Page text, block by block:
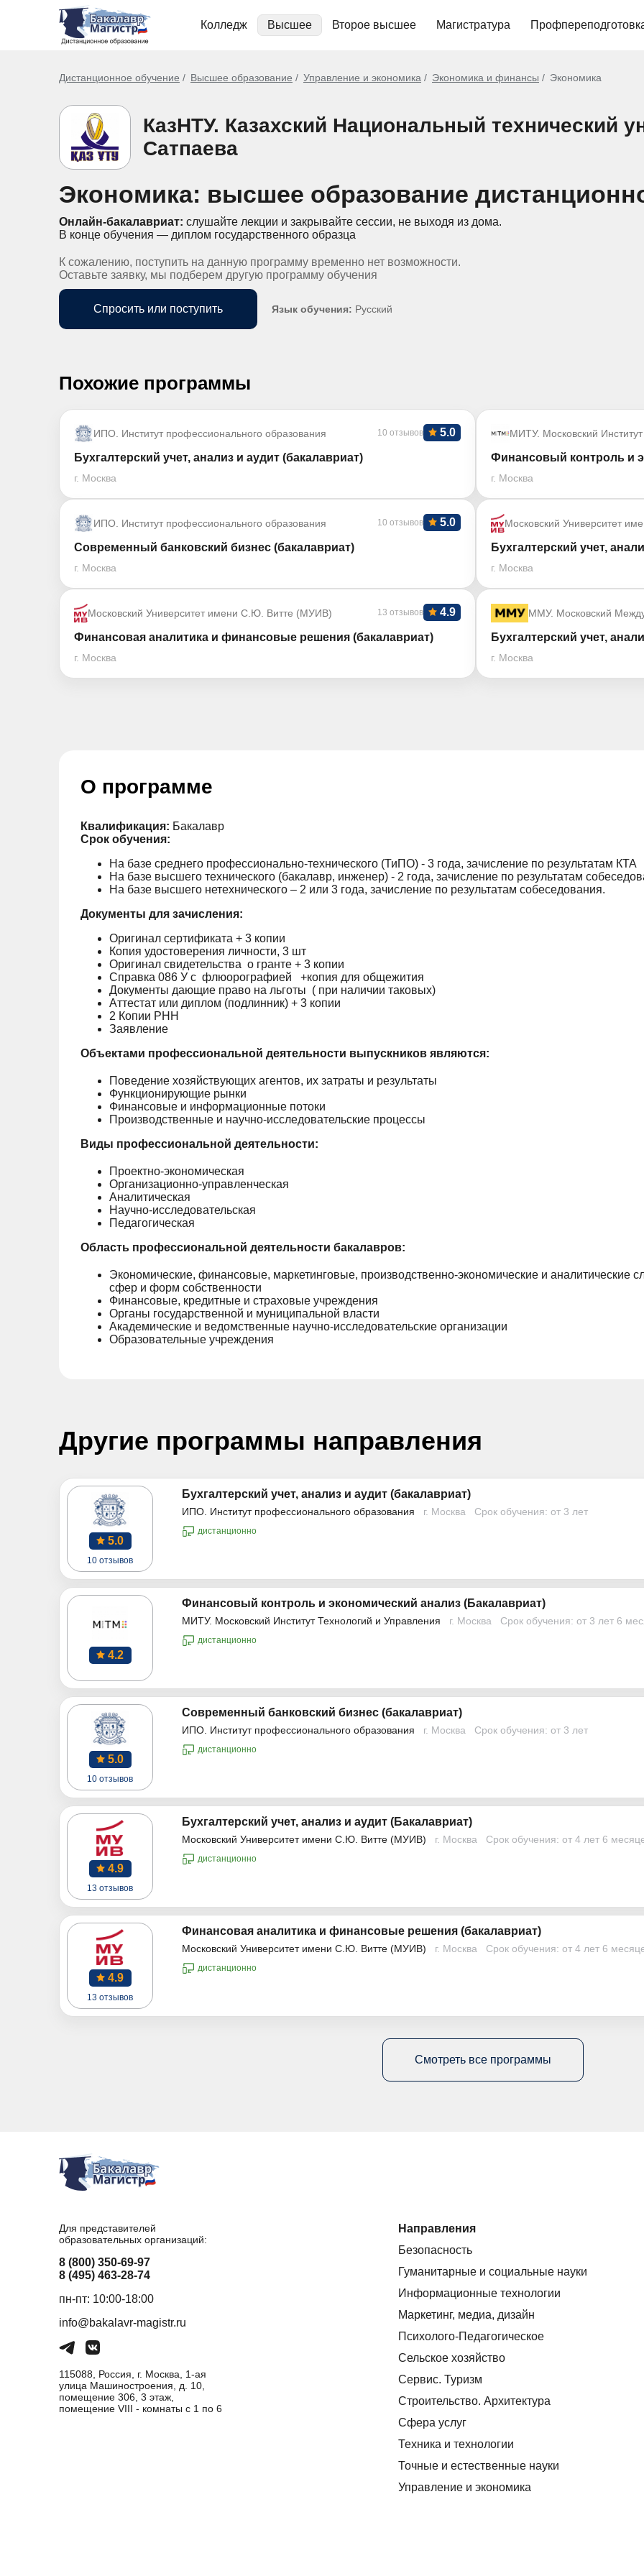
Колледж Высшее Второе высшее Магистратура
Дистанционное обучение Высшее образование Управление и экономика Экономика и финансы Экономика
КазНТУ. Казахский Национальный технический
Сатпаева
Экономика: высшее образование
Онлайн-бакалавриат: слушайте лекции и закрывайте сессии, не выходя из дома.
В конце обучения — диплом государственного образца
К сожалению, поступить на данную программу временно нет возможности.
Оставьте заявку, мы подберем другую программу обучения
Спросить или поступить Язык обучения: Русский
Похожие программы
ИПО. Институт профессионального образования 10 отзывов 5.0
Бухгалтерский учет, анализ и аудит (бакалавриат)
г. Москва
МИТУ. Московский
Финансовый контроль и
г. Москва
ИПО. Институт профессионального образования 10 отзывов 5.0
Современный банковский бизнес (бакалавриат)
г. Москва
Московский Университет
Бухгалтерский учет,
г. Москва
Московский Университет имени С.Ю. Витте (МУИВ) 13 отзывов 4.9
Финансовая аналитика и финансовые решения (бакалавриат)
г. Москва
ММУ. Московский
Бухгалтерский учет,
г. Москва
О программе
Квалификация: Бакалавр
Срок обучения:
На базе среднего профессионально-технического (ТиПО) - 3 года, зачисление по результатам КТА
На базе высшего технического (бакалавр, инженер) - 2 года, зачисление по результатам
На базе высшего нетехнического – 2 или 3 года, зачисление по результатам собеседования.
Документы для зачисления:
Оригинал сертификата + 3 копии
Копия удостоверения личности, 3 шт
Оригинал свидетельства о гранте + 3 копии
Справка 086 У с флюорографией +копия для общежития
Документы дающие право на льготы ( при наличии таковых)
Аттестат или диплом (подлинник) + 3 копии
2 Копии РНН
Заявление
Объектами профессиональной деятельности выпускников являются:
Поведение хозяйствующих агентов, их затраты и результаты
Функционирующие рынки
Финансовые и информационные потоки
Производственные и научно-исследовательские процессы
Виды профессиональной деятельности:
Проектно-экономическая
Организационно-управленческая
Аналитическая
Научно-исследовательская
Педагогическая
Область профессиональной деятельности бакалавров:
Экономические, финансовые, маркетинговые, производственно-экономические и аналитические
сфер и форм собственности
Финансовые, кредитные и страховые учреждения
Органы государственной и муниципальной власти
Академические и ведомственные научно-исследовательские организации
Образовательные учреждения
Другие программы направления
5.0
10 отзывов
Бухгалтерский учет, анализ и аудит (бакалавриат)
ИПО. Институт профессионального образования г. Москва Срок обучения: от 3 лет
дистанционно
4.2
Финансовый контроль и экономический анализ (Бакалавриат)
МИТУ. Московский Институт Технологий и Управления г. Москва Срок обучения: от 3 лет 6
дистанционно
5.0
10 отзывов
Современный банковский бизнес (бакалавриат)
ИПО. Институт профессионального образования г. Москва Срок обучения: от 3 лет
дистанционно
4.9
13 отзывов
Бухгалтерский учет, анализ и аудит (Бакалавриат)
Московский Университет имени С.Ю. Витте (МУИВ) г. Москва Срок обучения: от 4 лет 6
дистанционно
4.9
13 отзывов
Финансовая аналитика и финансовые решения (бакалавриат)
Московский Университет имени С.Ю. Витте (МУИВ) г. Москва Срок обучения: от 4 лет 6
дистанционно
Смотреть все программы
Для представителей
образовательных организаций:
8 (800) 350-69-97
8 (495) 463-28-74
пн-пт: 10:00-18:00
info@bakalavr-magistr.ru
115088, Россия, г. Москва, 1-ая
улица Машиностроения, д. 10,
помещение 306, 3 этаж,
помещение VIII - комнаты с 1 по 6
Направления
Безопасность
Гуманитарные и социальные науки
Информационные технологии
Маркетинг, медиа, дизайн
Психолого-Педагогическое
Сельское хозяйство
Сервис. Туризм
Строительство. Архитектура
Сфера услуг
Техника и технологии
Точные и естественные науки
Управление и экономика